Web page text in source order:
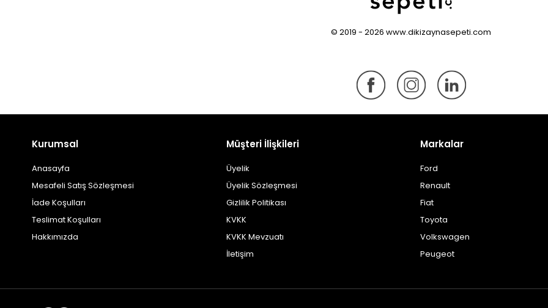
© 2019 - 2026 www.dikizaynasepeti.com
Kurumsal
Anasayfa
Mesafeli Satış Sözleşmesi
İade Koşulları
Teslimat Koşulları
Hakkımızda
Müşteri İlişkileri
Üyelik
Üyelik Sözleşmesi
Gizlilik Politikası
KVKK
KVKK Mevzuatı
İletişim
Markalar
Ford
Renault
Fiat
Toyota
Volkswagen
Peugeot